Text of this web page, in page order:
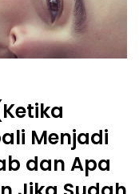
Menjadi
dan Apa